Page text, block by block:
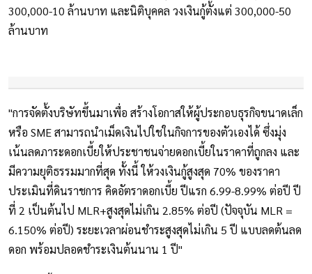
300,000-10 ล้านบาท และนิติบุคคล วงเงินกู้ตั้งแต่ 300,000-50
ล้านบาท
"การจัดตั้งบริษัทขึ้นมาเพื่อ สร้างโอกาสให้ผู้ประกอบธุรกิจขนาดเล็ก
หรือ SME สามารถนำเม็ดเงินไปใชในกิจการของตัวเองได้ ซึ่งมุ่ง
เน้นลดภาระดอกเบี้ยให้ประชาชนจ่ายดอกเบี้ยในราคาที่ถูกลง และ
มีความยุติธรรมมากที่สุด ทั้งนี้ ให้วงเงินกู้สูงสุด 70% ของราคา
ประเมินที่ดินราชการ คิดอัตราดอกเบี้ย ปีแรก 6.99-8.99% ต่อปี ปี
ที่ 2 เป็นต้นไป MLR+สูงสุดไม่เกิน 2.85% ต่อปี (ปัจจุบัน MLR =
6.150% ต่อปี) ระยะเวลาผ่อนชำระสูงสุดไม่เกิน 5 ปี แบบลดต้นลด
ดอก พร้อมปลอดชำระเงินต้นนาน 1 ปี"